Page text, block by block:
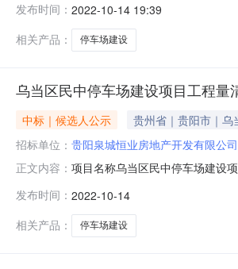
率
发布时间： 2022-10-14 19:39
相关产品：
停车场建设
乌当区民中停车场建设项目工程
中标｜候选人公示
贵州省｜贵阳市｜乌
招标单位： 贵阳泉城恒业房地产开发有限公司
正文内容： 项目名称乌当区民中停车场建设
设计有限公司下浮率30%乌当区
争性磋
发布时间： 2022-10-14
相关产品：
停车场建设